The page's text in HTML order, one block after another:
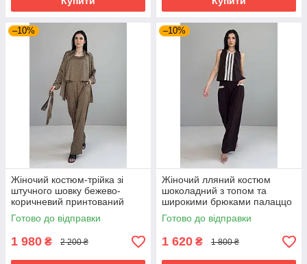
–10%
Жіночий костюм-трійка зі
штучного шовку бежево-
коричневий принтований
літній 44-50 розміри
Готово до відправки
1 980 ₴ 2 200 ₴
–10%
Жіночий лляний костюм
шоколадний з топом та
широкими брюками палаццо
літній 44-50 розміри
Готово до відправки
1 620 ₴ 1 800 ₴